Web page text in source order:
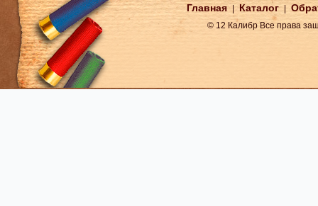
Главная Каталог
© 12 Калибр Все права